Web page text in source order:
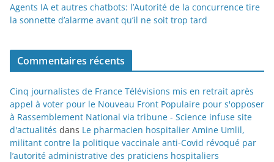
Agents IA et autres chatbots: l’Autorité de la concurrence tire
la sonnette d’alarme avant qu’il ne soit trop tard
Commentaires récents
Cinq journalistes de France Télévisions mis en retrait après
appel à voter pour le Nouveau Front Populaire pour s'opposer
à Rassemblement National via tribune - Science infuse site
d'actualités dans Le pharmacien hospitalier Amine Umlil,
militant contre la politique vaccinale anti-Covid révoqué par
l’autorité administrative des praticiens hospitaliers